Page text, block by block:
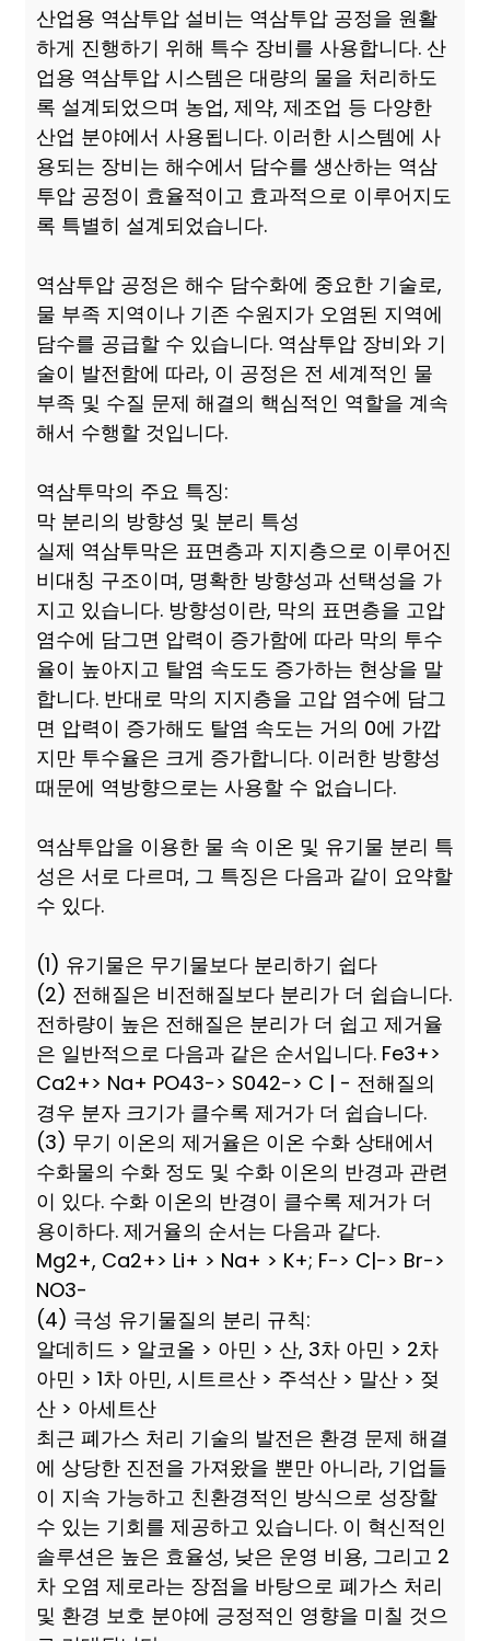
산업용 역삼투압 설비는 역삼투압 공정을 원활
하게 진행하기 위해 특수 장비를 사용합니다. 산
업용 역삼투압 시스템은 대량의 물을 처리하도
록 설계되었으며 농업, 제약, 제조업 등 다양한
산업 분야에서 사용됩니다. 이러한 시스템에 사
용되는 장비는 해수에서 담수를 생산하는 역삼
투압 공정이 효율적이고 효과적으로 이루어지도
록 특별히 설계되었습니다.
역삼투압 공정은 해수 담수화에 중요한 기술로,
물 부족 지역이나 기존 수원지가 오염된 지역에
담수를 공급할 수 있습니다. 역삼투압 장비와 기
술이 발전함에 따라, 이 공정은 전 세계적인 물
부족 및 수질 문제 해결의 핵심적인 역할을 계속
해서 수행할 것입니다.
역삼투막의 주요 특징:
막 분리의 방향성 및 분리 특성
실제 역삼투막은 표면층과 지지층으로 이루어진
비대칭 구조이며, 명확한 방향성과 선택성을 가
지고 있습니다. 방향성이란, 막의 표면층을 고압
염수에 담그면 압력이 증가함에 따라 막의 투수
율이 높아지고 탈염 속도도 증가하는 현상을 말
합니다. 반대로 막의 지지층을 고압 염수에 담그
면 압력이 증가해도 탈염 속도는 거의 0에 가깝
지만 투수율은 크게 증가합니다. 이러한 방향성
때문에 역방향으로는 사용할 수 없습니다.
역삼투압을 이용한 물 속 이온 및 유기물 분리 특
성은 서로 다르며, 그 특징은 다음과 같이 요약할
수 있다.
(1) 유기물은 무기물보다 분리하기 쉽다
(2) 전해질은 비전해질보다 분리가 더 쉽습니다.
전하량이 높은 전해질은 분리가 더 쉽고 제거율
은 일반적으로 다음과 같은 순서입니다. Fe3+>
Ca2+> Na+ PO43-> S042-> C | - 전해질의
경우 분자 크기가 클수록 제거가 더 쉽습니다.
(3) 무기 이온의 제거율은 이온 수화 상태에서
수화물의 수화 정도 및 수화 이온의 반경과 관련
이 있다. 수화 이온의 반경이 클수록 제거가 더
용이하다. 제거율의 순서는 다음과 같다.
Mg2+, Ca2+> Li+ > Na+ > K+; F-> C|-> Br->
NO3-
(4) 극성 유기물질의 분리 규칙:
알데히드 > 알코올 > 아민 > 산, 3차 아민 > 2차
아민 > 1차 아민, 시트르산 > 주석산 > 말산 > 젖
산 > 아세트산
최근 폐가스 처리 기술의 발전은 환경 문제 해결
에 상당한 진전을 가져왔을 뿐만 아니라, 기업들
이 지속 가능하고 친환경적인 방식으로 성장할
수 있는 기회를 제공하고 있습니다. 이 혁신적인
솔루션은 높은 효율성, 낮은 운영 비용, 그리고 2
차 오염 제로라는 장점을 바탕으로 폐가스 처리
및 환경 보호 분야에 긍정적인 영향을 미칠 것으